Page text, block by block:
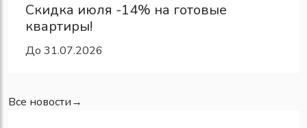
Скидка июля -14% на готовые
квартиры!
До 31.07.2026
Все новости→